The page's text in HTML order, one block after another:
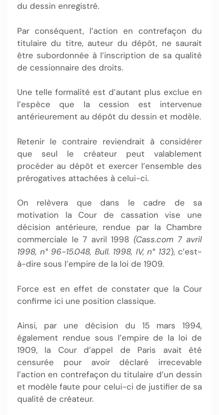
du dessin enregistré.
Par conséquent, l’action en contrefaçon du
titulaire du titre, auteur du dépôt, ne saurait
être subordonnée à l’inscription de sa qualité
de cessionnaire des droits.
Une telle formalité est d’autant plus exclue en
l’espèce que la cession est intervenue
antérieurement au dépôt du dessin et modèle.
Retenir le contraire reviendrait à considérer
que seul le créateur peut valablement
procéder au dépôt et exercer l’ensemble des
prérogatives attachées à celui-ci.
On relèvera que dans le cadre de sa
motivation la Cour de cassation vise une
décision antérieure, rendue par la Chambre
commerciale le 7 avril 1998 (Cass.com 7 avril
1998, n° 96-15.048, Bull. 1998, IV, n° 132), c’est-
à-dire sous l’empire de la loi de 1909.
Force est en effet de constater que la Cour
confirme ici une position classique.
Ainsi, par une décision du 15 mars 1994,
également rendue sous l’empire de la loi de
1909, la Cour d’appel de Paris avait été
censurée pour avoir déclaré irrecevable
l’action en contrefaçon du titulaire d’un dessin
et modèle faute pour celui-ci de justifier de sa
qualité de créateur.